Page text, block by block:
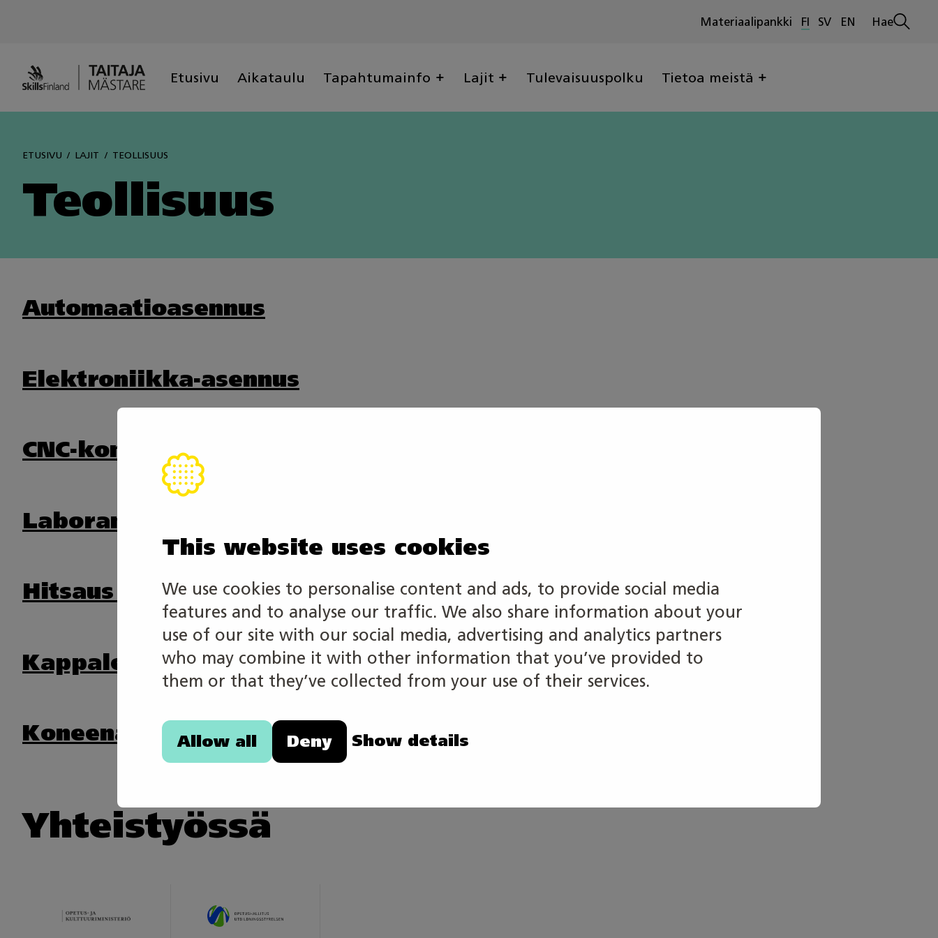
This website uses cookies
We use cookies to personalise content and ads, to provide social media
features and to analyse our traffic. We also share information about your
use of our site with our social media, advertising and analytics partners
who may combine it with other information that you’ve provided to
them or that they’ve collected from your use of their services.
Allow all Deny Show details
Materiaalipankki FI SV EN
Avaa
Hae
Etusivu Aikataulu Tapahtumainfo Lajit Tulevaisuuspolku Tietoa meistä
ETUSIVU LAJIT TEOLLISUUS
Teollisuus
Automaatioasennus
Elektroniikka-asennus
CNC-koneistus
Laborantti
Hitsaus ja levytyöt
Kappaletavara-automaatio
Koneenasennus ja kunnossapito
Yhteistyössä